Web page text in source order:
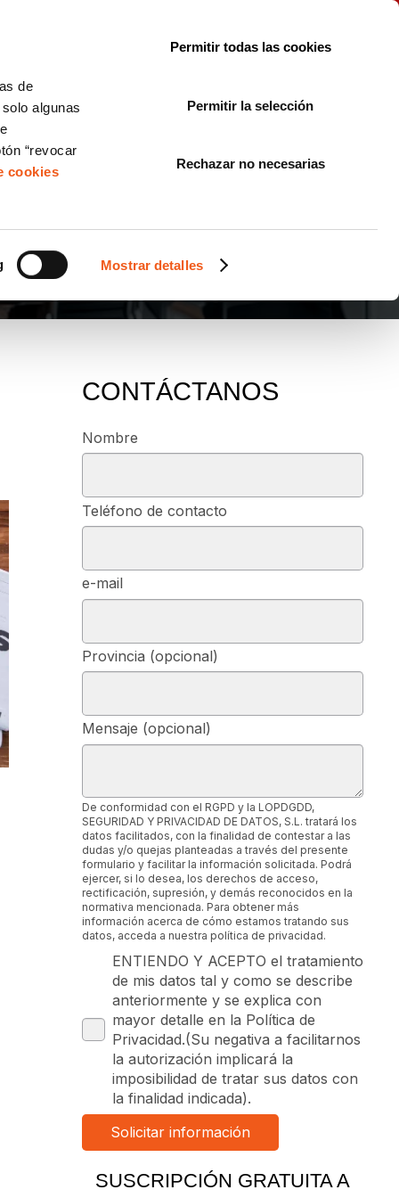
de
algunas
“revocar
cookies
Mostrar detalles
Permitir todas las cookies
Permitir la selección
Rechazar no necesarias
CONTÁCTANOS
Nombre
Teléfono de contacto
e-mail
Provincia (opcional)
Mensaje (opcional)
De conformidad con el RGPD y la LOPDGDD,
SEGURIDAD Y PRIVACIDAD DE DATOS, S.L. tratará los
datos facilitados, con la finalidad de contestar a las
dudas y/o quejas planteadas a través del presente
formulario y facilitar la información solicitada. Podrá
ejercer, si lo desea, los derechos de acceso,
rectificación, supresión, y demás reconocidos en la
normativa mencionada. Para obtener más
información acerca de cómo estamos tratando sus
datos, acceda a nuestra política de privacidad.
ENTIENDO Y ACEPTO el tratamiento
de mis datos tal y como se describe
anteriormente y se explica con
mayor detalle en la Política de
Privacidad.(Su negativa a facilitarnos
la autorización implicará la
imposibilidad de tratar sus datos con
la finalidad indicada).
SUSCRIPCIÓN GRATUITA A